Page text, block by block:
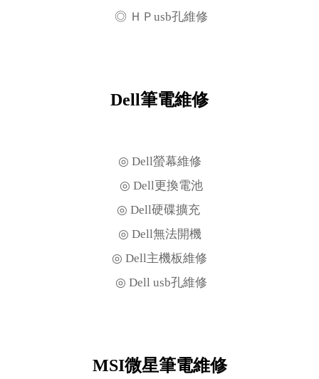
◎ ＨＰusb孔維修
Dell筆電維修
◎ Dell螢幕維修
◎ Dell更換電池
◎ Dell硬碟擴充
◎ Dell無法開機
◎ Dell主機板維修
◎ Dell usb孔維修
MSI微星筆電維修